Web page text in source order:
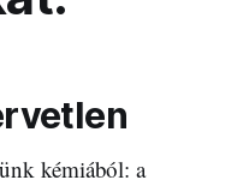
kémiából: a